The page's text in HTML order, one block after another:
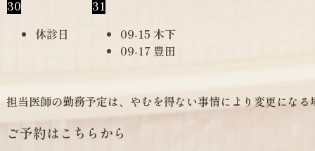
30
休診日
31
09-15 木下
09-17 豊田
担当医師の勤務予定は、やむを得ない事情により変更にな
ご予約はこちらから